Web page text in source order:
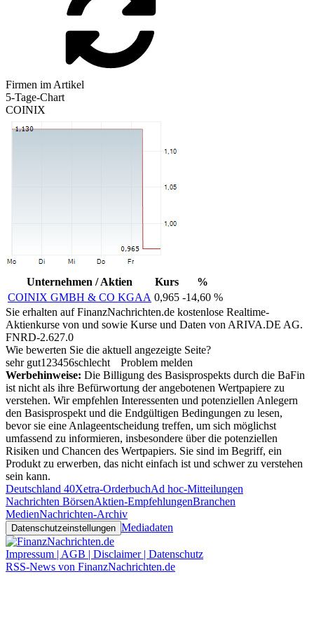
Firmen im Artikel
5-Tage-Chart
COINIX
Unternehmen / Aktien Kurs
%
COINIX GMBH & CO KGAA 0,965 -14,60 %
Sie erhalten auf FinanzNachrichten.de kostenlose Realtime-
Aktienkurse von und sowie Kurse und Daten von ARIVA.DE AG.
FNRD-2.627.0
Wie bewerten Sie die aktuell angezeigte Seite?
sehr gut1 23456schlecht
Problem melden
Werbehinweise: Die Billigung des Basisprospekts durch die BaFin
ist nicht als ihre Befürwortung der angebotenen Wertpapiere zu
verstehen. Wir empfehlen Interessenten und potenziellen Anlegern
den Basisprospekt und die Endgültigen Bedingungen zu lesen,
bevor sie eine Anlageentscheidung treffen, um sich möglichst
umfassend zu informieren, insbesondere über die potenziellen
Risiken und Chancen des Wertpapiers. Sie sind im Begriff, ein
Produkt zu erwerben, das nicht einfach ist und schwer zu verstehen
sein kann.
Deutschland 40Xetra-OrderbuchAd hoc-Mitteilungen
Nachrichten BörsenAktien-EmpfehlungenBranchen
MedienNachrichten-Archiv
Datenschutzeinstellungen Mediadaten
Impressum | AGB | Disclaimer | Datenschutz
RSS-News von FinanzNachrichten.de